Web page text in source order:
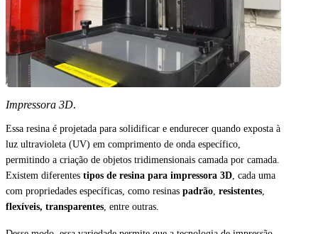
Impressora 3D.
Essa resina é projetada para solidificar e endurecer quando exposta à
luz ultravioleta (UV) em comprimento de onda específico,
permitindo a criação de objetos tridimensionais camada por camada.
Existem diferentes tipos de resina para impressora 3D , cada uma
com propriedades específicas, como resinas padrão resistentes
flexíveis, transparentes , entre outras.